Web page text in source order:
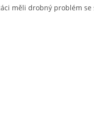
měli drobný problém